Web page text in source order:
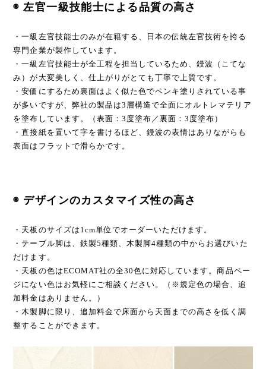
◉ 左官一級技能士による品質の高さ
・一級左官技能士のみが在籍する、日本の伝統左官技術を誇る
専門企業が製作しています。
・一級左官技能士が全工程を担当しているため、鏝波（こてな
み）が大変美しく、仕上がりがとても丁寧で上質です。
・安価にするため裏面はよく似た色でペンキ塗りされている事
が多いですが、弊社の製品は3層構造で全面にオルトレマテリア
を塗布しています。（表面：3度塗布／裏面：3度塗布）
・直接紙を置いて字を書けるほど、鏝波の表情はありながらも
表面はフラットで滑らかです。
◉ デザインのカスタマイズ性の高さ
・天板のサイズは1cm単位でオーダーいただけます。
・テーブル脚は、鉄製5種類、木製脚4種類の中からお選びいた
だけます。
・天板の色はECOMAT社の全30色に対応しています。商品ペー
ジにない色はお気軽にご相談ください。（※規定色の場合、追
加料金はありません。）
・木製脚に限り、追加料金で床面から天面までの高さを低く調
整することができます。